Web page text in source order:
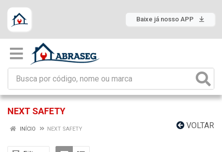
Baixe já nosso APP
NEXT SAFETY
VOLTAR
INÍCIO NEXT SAFETY